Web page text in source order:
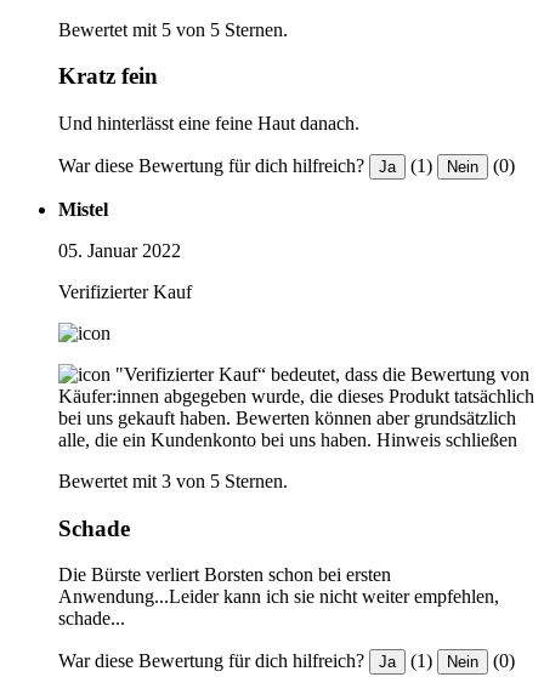
Bewertet mit 5 von 5 Sternen.
Kratz fein
Und hinterlässt eine feine Haut danach.
War diese Bewertung für dich hilfreich? Ja (1) Nein (0)
Mistel
05. Januar 2022
Verifizierter Kauf
"Verifizierter Kauf“ bedeutet, dass die Bewertung von
Käufer:innen abgegeben wurde, die dieses Produkt tatsächlich
bei uns gekauft haben. Bewerten können aber grundsätzlich
alle, die ein Kundenkonto bei uns haben. Hinweis schließen
Bewertet mit 3 von 5 Sternen.
Schade
Die Bürste verliert Borsten schon bei ersten
Anwendung...Leider kann ich sie nicht weiter empfehlen,
schade...
War diese Bewertung für dich hilfreich? Ja (1) Nein (0)